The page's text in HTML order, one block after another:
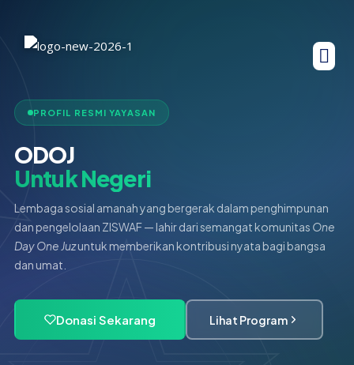
PROFIL RESMI YAYASAN
ODOJ
Untuk Negeri
Lembaga sosial amanah yang bergerak dalam penghimpunan
dan pengelolaan ZISWAF — lahir dari semangat komunitas One
Day One Juzuntuk memberikan kontribusi nyata bagi bangsa
dan umat.
Donasi Sekarang Lihat Program